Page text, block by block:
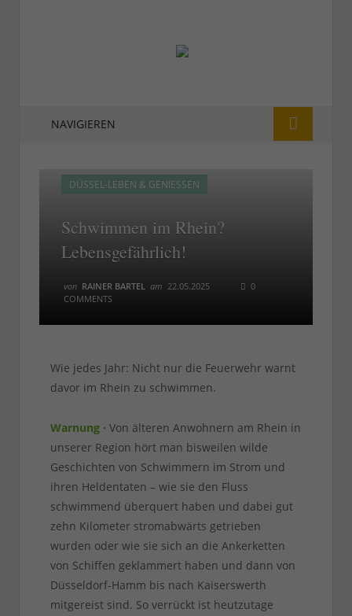
NAVIGIEREN
DÜSSEL-LEBEN & GENIESSEN
Schwimmen im Rhein?
Lebensgefährlich!
von RAINER BARTEL am 22.05.2025
0
COMMENTS
Wie jedes Jahr: Nicht nur die Feuerwehr warnt
davor im Rhein zu schwimmen.
Warnung · Von älteren Anwohnern am Rhein in
unserer Region hört man bisweilen wilde
Geschichten von Schwimmern im Strom und
ihren Heldentaten – wie sie den Fluss
schwimmend überquert haben und dabei gut
zehn Kilometer stromabwärts getrieben
wurden oder wie sie sich an die Ankerketten
von Schiffen geklammert haben und dann von
Düsseldorf-Hamm bis nach Kaiserswerth
mitgereist sind. So verrückt ist heutzutage